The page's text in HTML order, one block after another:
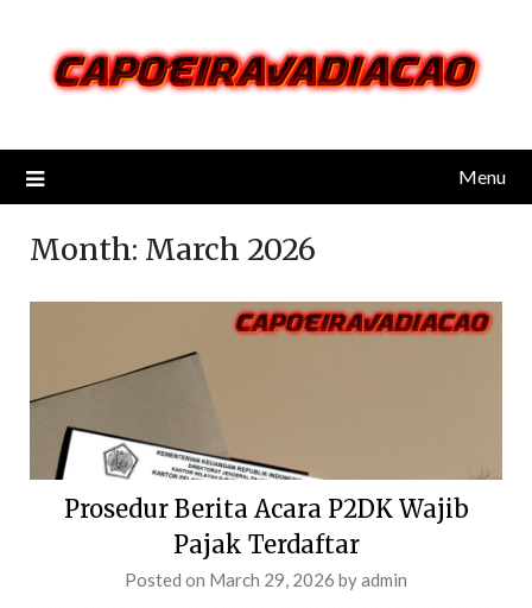
content
Menu
Month: March 2026
Prosedur Berita Acara P2DK Wajib
Pajak Terdaftar
Posted on March 29, 2026 byadmin